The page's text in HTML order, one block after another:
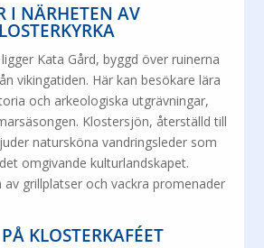
I NÄRHETEN AV
Kata Gård, byggd över ruinerna
vikingatiden. Här kan besökare lära
och arkeologiska utgrävningar,
Klostersjön, återställd till
natursköna vandringsleder som
omgivande kulturlandskapet.
grillplatser och vackra promenader
KLOSTERKAFÉET